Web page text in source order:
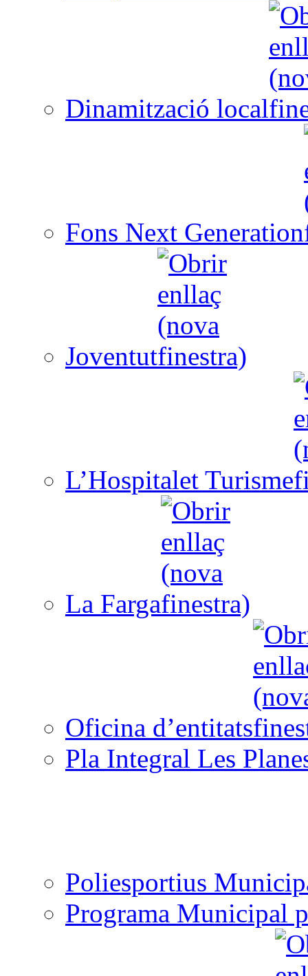
Dinamització local
Fons Next Generation
Joventut
L’Hospitalet Turisme
La Farga
Oficina d’entitats
Pla Integral Les
Poliesportius
Programa Municipal